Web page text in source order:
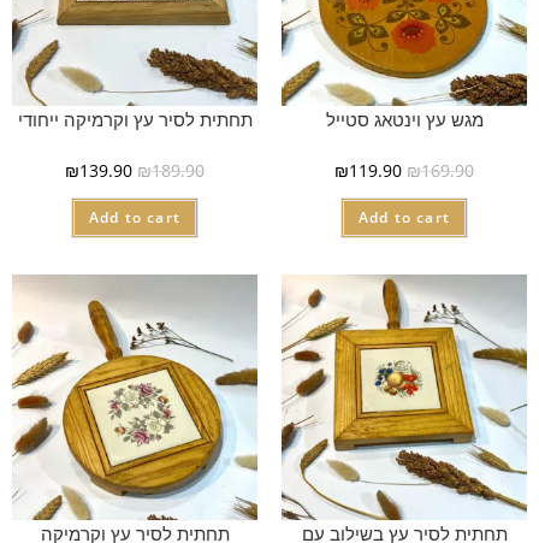
מגש עץ וינטאג סטייל
₪169.90
₪119.90
Add to cart
תחתית לסיר עץ וקרמיקה ייחודי
₪189.90
₪139.90
Add to cart
תחתית לסיר עץ בשילוב עם תחתית לסיר עץ וקרמיקה